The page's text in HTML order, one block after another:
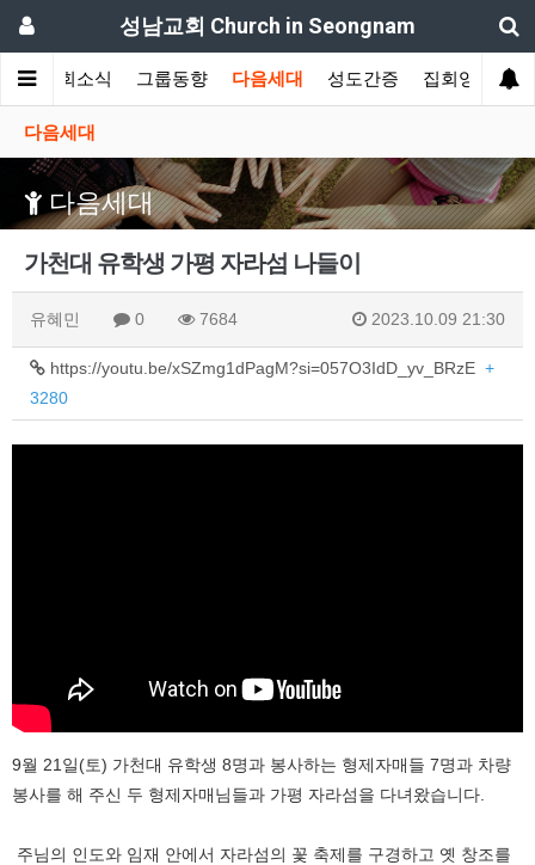
성남교회 Church in Seongnam
교회소식 그룹동향 다음세대 성도간증 집회영상
다음세대
다음세대
가천대 유학생 가평 자라섬 나들이
유혜민 0 7684 2023.10.09 21:30
https://youtu.be/xSZmg1dPagM?si=057O3IdD_yv_BRzE +
3280
9월 21일(토) 가천대 유학생 8명과 봉사하는 형제자매들 7명과 차량
봉사를 해 주신 두 형제자매님들과 가평 자라섬을 다녀왔습니다.
주님의 인도와 임재 안에서 자라섬의 꽃 축제를 구경하고 옛 창조를